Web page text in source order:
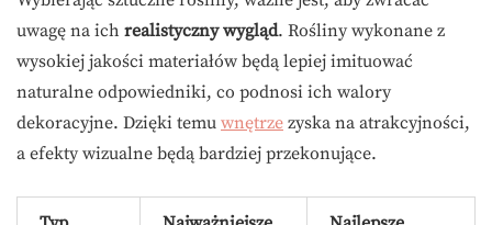
uwagę na ich realistyczny wygląd. Rośliny wykonane z
wysokiej jakości materiałów będą lepiej imituować
naturalne odpowiedniki, co podnosi ich walory
dekoracyjne. Dzięki temu wnętrze zyska na atrakcyjności,
a efekty wizualne będą bardziej przekonujące.